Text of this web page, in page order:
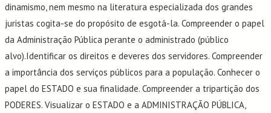
dinamismo, nem mesmo na literatura especializada dos grandes
juristas cogita-se do propósito de esgotá-la. Compreender o papel
da Administração Pública perante o administrado (público
alvo).Identificar os direitos e deveres dos servidores. Compreender
a importância dos serviços públicos para a população. Conhecer o
papel do ESTADO e sua finalidade. Compreender a tripartição dos
PODERES. Visualizar o ESTADO e a ADMINISTRAÇÃO PÚBLICA,